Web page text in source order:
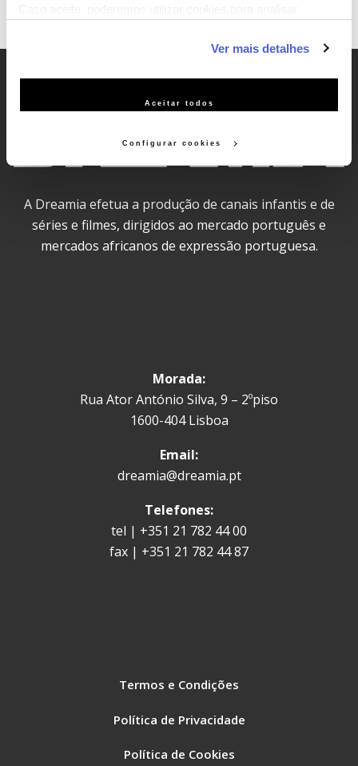
serviço às suas preferências e apresentar-lhe
publicidade personalizada). Pode gerir a utilização dos
Ver mais detalhes
Aceitar todos
Configurar cookies
A Dreamia efetua a produção de canais infantis e de
séries e filmes, dirigidos ao mercado português e
mercados africanos de expressão portuguesa.
Morada:
Rua Ator António Silva, 9 – 2ºpiso
1600-404 Lisboa
Email:
dreamia@dreamia.pt
Telefones:
tel | +351 21 782 44 00
fax | +351 21 782 44 87
Termos e Condições
Política de Privacidade
Política de Cookies